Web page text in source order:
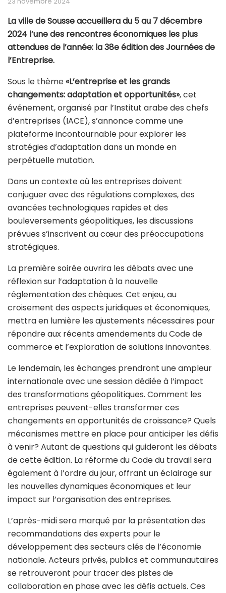
La ville de Sousse accueillera du 5 au 7 décembre
2024 l’une des rencontres économiques les plus
attendues de l’année: la 38e édition des Journées de
l’Entreprise.
Sous le thème«L’entreprise et les grands
changements: adaptation et opportunités», cet
événement, organisé par l’Institut arabe des chefs
d’entreprises (IACE), s’annonce comme une
plateforme incontournable pour explorer les
stratégies d’adaptation dans un monde en
perpétuelle mutation.
Dans un contexte où les entreprises doivent
conjuguer avec des régulations complexes, des
avancées technologiques rapides et des
bouleversements géopolitiques, les discussions
prévues s’inscrivent au cœur des préoccupations
stratégiques.
La première soirée ouvrira les débats avec une
réflexion sur l’adaptation à la nouvelle
réglementation des chèques. Cet enjeu, au
croisement des aspects juridiques et économiques,
mettra en lumière les ajustements nécessaires pour
répondre aux récents amendements du Code de
commerce et l’exploration de solutions innovantes.
Le lendemain, les échanges prendront une ampleur
internationale avec une session dédiée à l’impact
des transformations géopolitiques. Comment les
entreprises peuvent-elles transformer ces
changements en opportunités de croissance? Quels
mécanismes mettre en place pour anticiper les défis
à venir? Autant de questions qui guideront les débats
de cette édition. La réforme du Code du travail sera
également à l’ordre du jour, offrant un éclairage sur
les nouvelles dynamiques économiques et leur
impact sur l’organisation des entreprises.
L’après-midi sera marqué par la présentation des
recommandations des experts pour le
développement des secteurs clés de l’économie
nationale. Acteurs privés, publics et communautaires
se retrouveront pour tracer des pistes de
collaboration en phase avec les défis actuels. Ces